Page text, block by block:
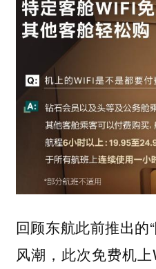
回顾东航此前推出的
风潮，此次免费机